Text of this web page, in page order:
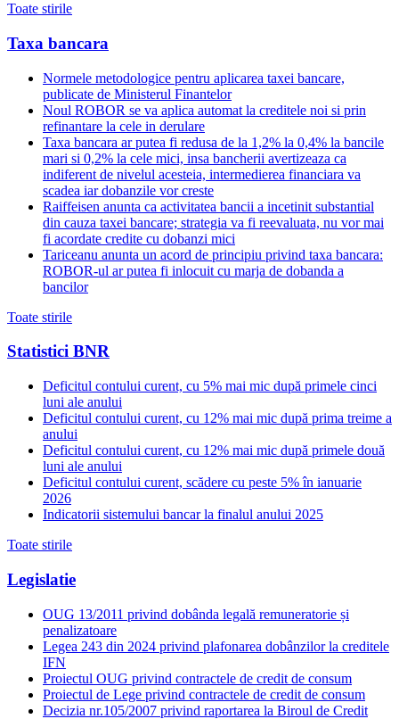
Toate stirile
Taxa bancara
Normele metodologice pentru aplicarea taxei bancare,
publicate de Ministerul Finantelor
Noul ROBOR se va aplica automat la creditele noi si prin
refinantare la cele in derulare
Taxa bancara ar putea fi redusa de la 1,2% la 0,4% la bancile
mari si 0,2% la cele mici, insa bancherii avertizeaza ca
indiferent de nivelul acesteia, intermedierea financiara va
scadea iar dobanzile vor creste
Raiffeisen anunta ca activitatea bancii a incetinit substantial
din cauza taxei bancare; strategia va fi reevaluata, nu vor mai
fi acordate credite cu dobanzi mici
Tariceanu anunta un acord de principiu privind taxa bancara:
ROBOR-ul ar putea fi inlocuit cu marja de dobanda a
bancilor
Toate stirile
Statistici BNR
Deficitul contului curent, cu 5% mai mic după primele cinci
luni ale anului
Deficitul contului curent, cu 12% mai mic după prima treime a
anului
Deficitul contului curent, cu 12% mai mic după primele două
luni ale anului
Deficitul contului curent, scădere cu peste 5% în ianuarie
2026
Indicatorii sistemului bancar la finalul anului 2025
Toate stirile
Legislatie
OUG 13/2011 privind dobânda legală remuneratorie și
penalizatoare
Legea 243 din 2024 privind plafonarea dobânzilor la creditele
IFN
Proiectul OUG privind contractele de credit de consum
Proiectul de Lege privind contractele de credit de consum
Decizia nr.105/2007 privind raportarea la Biroul de Credit